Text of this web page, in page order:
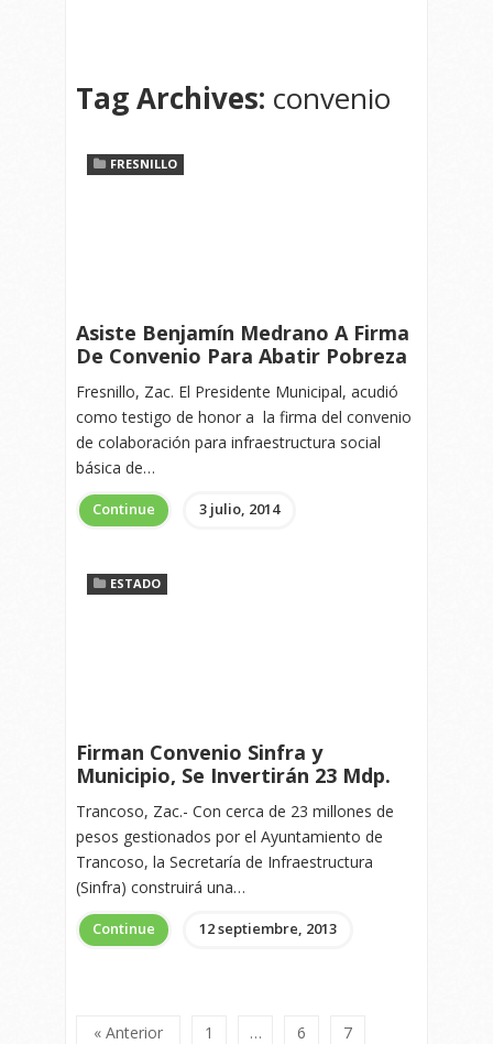
Tag Archives: convenio
FRESNILLO
Asiste Benjamín Medrano A Firma
De Convenio Para Abatir Pobreza
Fresnillo, Zac. El Presidente Municipal, acudió
como testigo de honor a la firma del convenio
de colaboración para infraestructura social
básica de…
Continue 3 julio, 2014
ESTADO
Firman Convenio Sinfra y
Municipio, Se Invertirán 23 Mdp.
Trancoso, Zac.- Con cerca de 23 millones de
pesos gestionados por el Ayuntamiento de
Trancoso, la Secretaría de Infraestructura
(Sinfra) construirá una…
Continue 12 septiembre, 2013
« Anterior 1 … 6 7